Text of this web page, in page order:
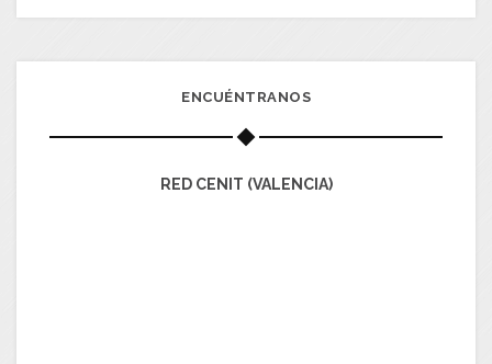
ENCUÉNTRANOS
RED CENIT (VALENCIA)